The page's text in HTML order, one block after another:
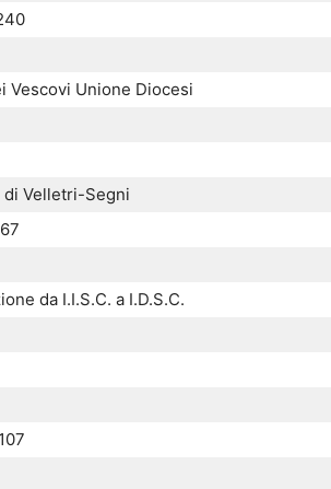
Vescovi Unione Diocesi
Velletri-Segni
da I.I.S.C. a I.D.S.C.